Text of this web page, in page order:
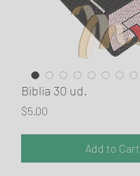
Biblia 30 ud.
$5.00
Add to Cart